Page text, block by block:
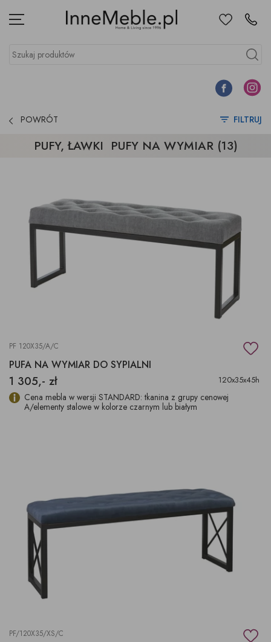
Menu UlubioneKontakt
Szukaj produktów
Szukaj
Facebook
POWRÓT FILTRUJ
PUFY, ŁAWKI PUFY NA WYMIAR (13)
PF 120X35/A/C
PUFA NA WYMIAR DO SYPIALNI
1 305,- zł 120x35x45h
Cena mebla w wersji STANDARD: tkanina z grupy cenowej
A/elementy stalowe w kolorze czarnym lub białym
PF/120X35/XS/C